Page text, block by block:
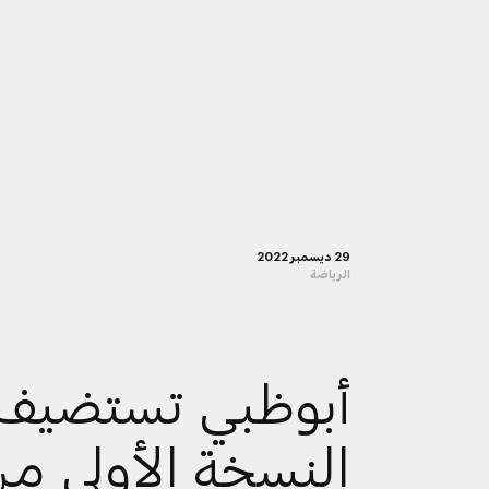
29 ديسمبر 2022
الرياضة
أبوظبي
النسخة الأولى